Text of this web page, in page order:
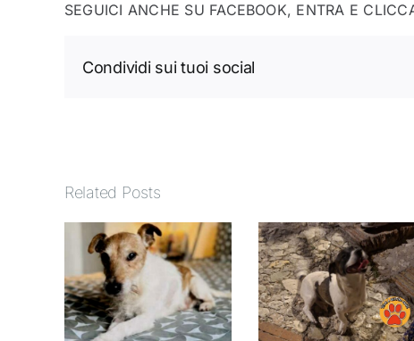
SEGUICI ANCHE SU FACEBOOK, ENTRA E
Condividi sui tuoi social
Related Posts